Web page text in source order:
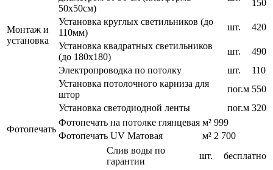
Монтаж и
установка
50х50см)
150
Установка круглых светильников (до
110мм)
шт.
420
Установка квадратных светильников
(до 180х180)
шт.
490
Электропроводка по потолку
шт.
110
Установка потолочного карниза для
штор
пог.м 550
Установка светодиодной ленты
пог.м 320
Фотопечать
Фотопечать на потолке глянцевая м² 999
Фотопечать UV Матовая
м² 2 700
Слив воды по
гарантии
шт.
бесплатно